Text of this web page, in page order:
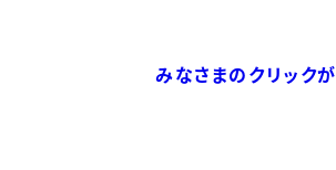
みなさまのクリックが